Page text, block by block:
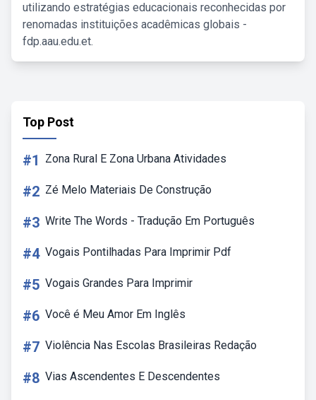
utilizando estratégias educacionais reconhecidas por
renomadas instituições acadêmicas globais -
fdp.aau.edu.et.
Top Post
#1 Zona Rural E Zona Urbana Atividades
#2 Zé Melo Materiais De Construção
#3 Write The Words - Tradução Em Português
#4 Vogais Pontilhadas Para Imprimir Pdf
#5 Vogais Grandes Para Imprimir
#6 Você é Meu Amor Em Inglês
#7 Violência Nas Escolas Brasileiras Redação
#8 Vias Ascendentes E Descendentes